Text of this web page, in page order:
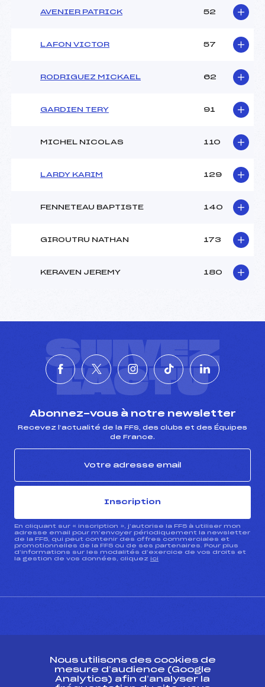
AVENIER PATRICK 52
LAFON VICTOR 57
RODRIGUEZ MICKAEL 62
GARDIEN TERY 91
MICHEL NICOLAS 110
LARDY KARIM 129
FENNETEAU BAPTISTE 140
GIROUTRU NATHAN 173
KERAVEN JEREMY 180
SUIVEZ
L'ACTU
Abonnez-vous à notre newsletter
Recevez l’actualité de la FFS, des clubs et des Équipes
de France.
Inscription
En cliquant sur « inscription », j’autorise la FFS à utiliser mon
adresse email pour m’envoyer périodiquement la newsletter
de la FFS, qui peut contenir des offres commerciales et
promotionnelles de la FFS ou de ses partenaires. Pour plus
d’informations sur les modalités d’exercice de vos droits et
la gestion de vos données, cliquez ici
Nous utilisons des cookies de
mesure d’audience (Google
Analytics) afin d’analyser la